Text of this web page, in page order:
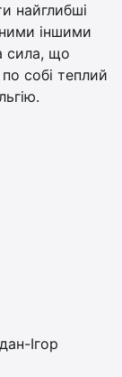
найглибші
іншими
сила, що
собі теплий
Ігор